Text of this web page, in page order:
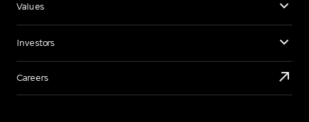
Values
Investors
Careers